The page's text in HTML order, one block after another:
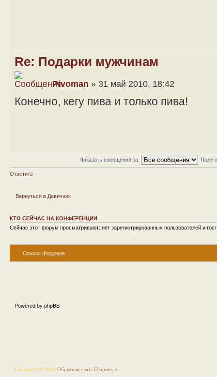
Re: Подарки мужчинам
Pivoman » 31 май 2010, 18:42
Конечно, кегу пива и только пива!
Показать сообщения за: Поле
Ответить
Вернуться в Девичник
КТО СЕЙЧАС НА КОНФЕРЕНЦИИ
Сейчас этот форум просматривают: нет зарегистрированных пользователей и
Список форумов
Powered by phpBB
Copyright © 2010 Обратная связь О проекте